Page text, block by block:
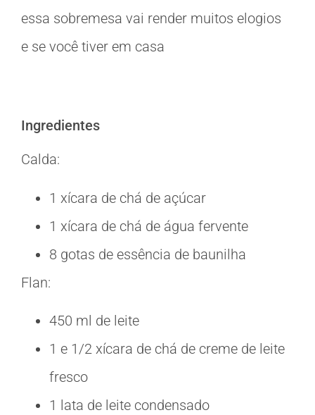
essa sobremesa vai render muitos elogios
e se você tiver em casa
Ingredientes
Calda:
1 xícara de chá de açúcar
1 xícara de chá de água fervente
8 gotas de essência de baunilha
Flan:
450 ml de leite
1 e 1/2 xícara de chá de creme de leite
fresco
1 lata de leite condensado